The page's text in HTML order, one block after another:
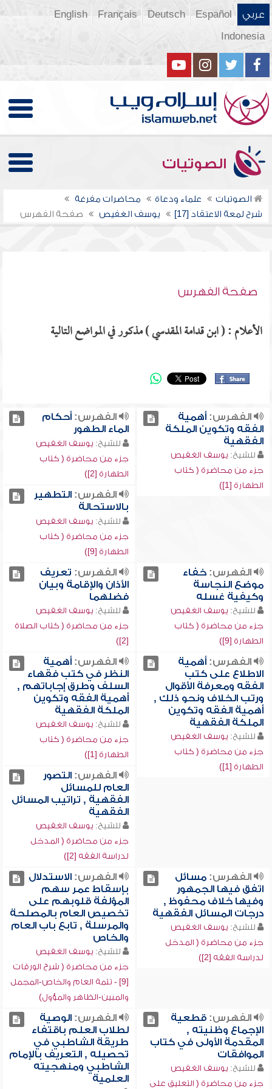
عربي Español
Deutsch
Français
English
Indonesia
الصوتيات
الصوتيات علماء ودعاة
محاضرات مفرغة
شرح لمعة الاعتقاد [17]
يوسف الغفيص صفحة الفهرس
صفحة الفهرس
الأعلام : ( ابن قدامة المقدسي ) مذكور في المواضع التالية
الفهرس:أهمية
الفقه وتكوين الملكة
الفقهية
للشيخ: يوسف الغفيص
جزء من محاضرة ( كتاب
الطهارة [1])
الفهرس:أحكام
الماء الطهور
للشيخ: يوسف الغفيص
جزء من محاضرة ( كتاب
الطهارة [2])
الفهرس:التطهير
بالاستحالة
للشيخ: يوسف الغفيص
جزء من محاضرة ( كتاب
الطهارة [9])
الفهرس:خفاء
موضع النجاسة
وكيفية غسله
للشيخ: يوسف الغفيص
جزء من محاضرة ( كتاب
الطهارة [9])
الفهرس: تعريف
الأذان والإقامة وبيان
فضلهما
للشيخ: يوسف الغفيص
جزء من محاضرة ( كتاب الصلاة
[2])
الفهرس:أهمية
الاطلاع على كتب
الفقه ومعرفة الأقوال
ورتب الخلاف ونحو ذلك ,
أهمية الفقه وتكوين
الملكة الفقهية
للشيخ: يوسف الغفيص
جزء من محاضرة ( كتاب
الطهارة [1])
الفهرس:أهمية
النظر في كتب فقهاء
السلف وطرق إجاباتهم ,
أهمية الفقه وتكوين
الملكة الفقهية
للشيخ: يوسف الغفيص
جزء من محاضرة ( كتاب
الطهارة [1])
الفهرس:التصور
العام للمسائل
الفقهية , تراتيب المسائل
الفقهية
للشيخ: يوسف الغفيص
جزء من محاضرة ( المدخل
لدراسة الفقه [2])
الفهرس:مسائل
اتفق فيها الجمهور
وفيها خلاف محفوظ ,
درجات المسائل الفقهية
للشيخ: يوسف الغفيص
جزء من محاضرة ( المدخل
لدراسة الفقه [2])
الفهرس:الاستدلال
بإسقاط عمر سهم
المؤلفة قلوبهم على
تخصيص العام بالمصلحة
والمرسلة , تابع باب العام
والخاص
للشيخ: يوسف الغفيص
جزء من محاضرة ( شرح الورقات
[9] - تتمة العام والخاص-المجمل
والمبين-الظاهر والمؤول)
الفهرس:قطعية
الإجماع وظنيته ,
المقدمة الأولى في كتاب
الموافقات
للشيخ: يوسف الغفيص
جزء من محاضرة ( التعليق على
الفهرس:الوصية
لطلاب العلم باقتفاء
طريقة الشاطبي في
تحصيله , التعريف بالإمام
الشاطبي ومنهجيته
العلمية